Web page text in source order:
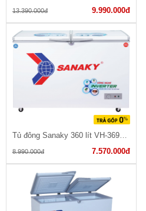
13.390.000đ 9.990.000đ
Tủ đông Sanaky 360 lít VH-3699W3
8.990.000đ 7.570.000đ